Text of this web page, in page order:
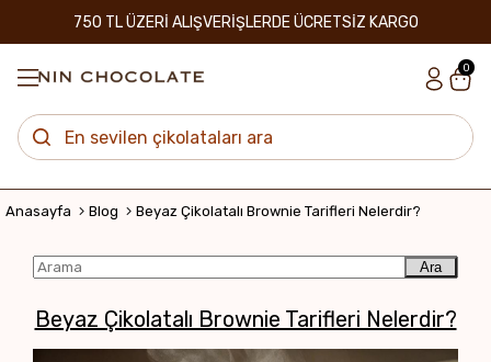
750 TL ÜZERİ ALIŞVERİŞLERDE ÜCRETSİZ KARGO
0
Anasayfa Blog Beyaz Çikolatalı Brownie Tarifleri Nelerdir?
Ara
Beyaz Çikolatalı Brownie Tarifleri Nelerdir?